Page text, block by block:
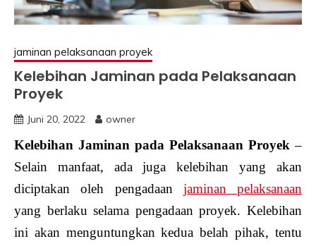
jaminan pelaksanaan proyek
Kelebihan Jaminan pada Pelaksanaan
Proyek
Juni 20, 2022 owner
Kelebihan Jaminan pada Pelaksanaan Proyek –
Selain manfaat, ada juga kelebihan yang akan
diciptakan oleh pengadaan jaminan pelaksanaan
yang berlaku selama pengadaan proyek. Kelebihan
ini akan menguntungkan kedua belah pihak, tentu